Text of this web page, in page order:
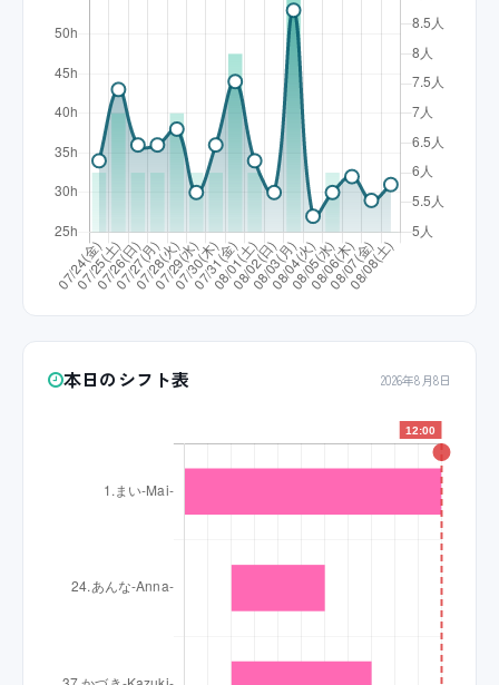
本日のシフト表 2026年8月8日